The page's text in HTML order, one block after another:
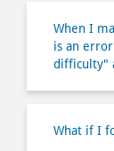
What if I
Why I